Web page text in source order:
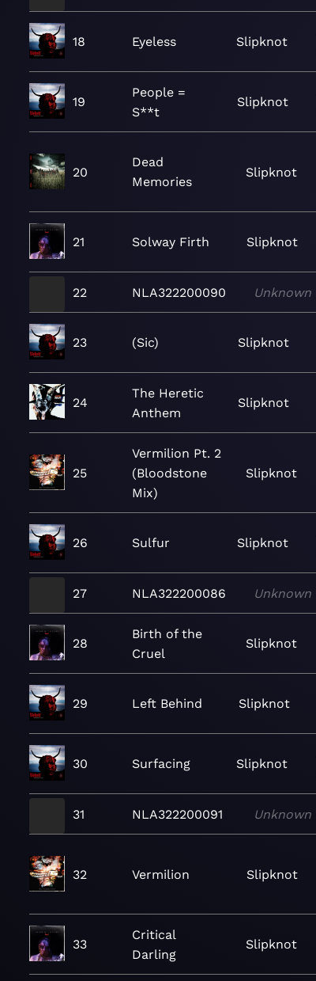
18 Eyeless Slipknot
19
People =
S**t
Slipknot
20
Dead
Memories
Slipknot
21 Solway Firth Slipknot
22 NLA322200090 Unknown
23 (Sic) Slipknot
24
The Heretic
Anthem
Slipknot
25
Vermilion Pt. 2
(Bloodstone
Mix)
Slipknot
26 Sulfur Slipknot
27 NLA322200086 Unknown
28
Birth of the
Cruel
Slipknot
29 Left Behind Slipknot
30 Surfacing Slipknot
31 NLA322200091 Unknown
32 Vermilion Slipknot
33
Critical
Darling
Slipknot